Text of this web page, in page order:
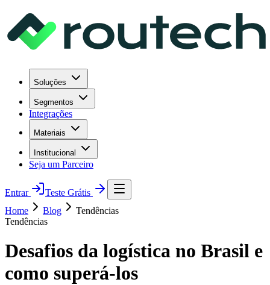
Soluções
Segmentos
Integrações
Materiais
Institucional
Seja um Parceiro
Entrar
Teste Grátis
Home
Blog
Tendências
Tendências
Desafios da logística no Brasil e
como superá-los